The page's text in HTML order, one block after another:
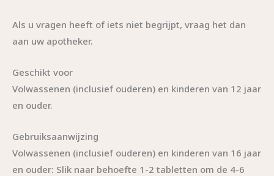
Als u vragen heeft of iets niet begrijpt, vraag het dan
aan uw apotheker.
Geschikt voor
Volwassenen (inclusief ouderen) en kinderen van 12 jaar
en ouder.
Gebruiksaanwijzing
Volwassenen (inclusief ouderen) en kinderen van 16 jaar
en ouder: Slik naar behoefte 1-2 tabletten om de 4-6